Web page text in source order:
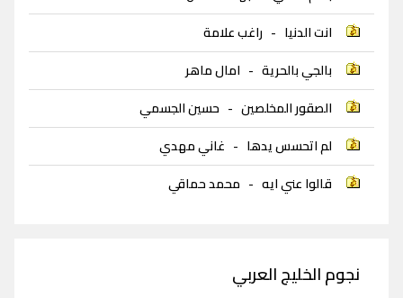
انت الدنيا - راغب علامة
بالجي بالحرية - امال ماهر
الصقور المخلصين - حسين الجسمي
لم اتحسس يدها - غاني مهدي
قالوا عني ايه - محمد حماقي
نجوم الخليج العربي